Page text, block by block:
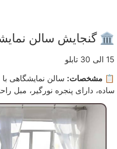
🏛️ گنجایش سالن نمایشگاه
15 الی 30 تابلو
📋 مشخصات: سالن نمایشگاهی
ساده، دارای پنجره نورگیر، مبل